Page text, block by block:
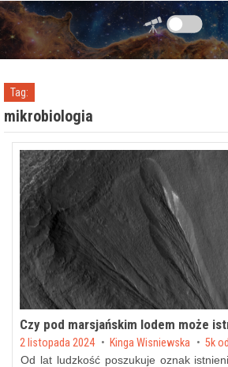
Przejdź do zawartości
Tag:
mikrobiologia
Czy pod marsjańskim lodem może
Posted on
2 listopada 2024 byKinga Wisniewska 5k
Od lat ludzkość poszukuje oznak